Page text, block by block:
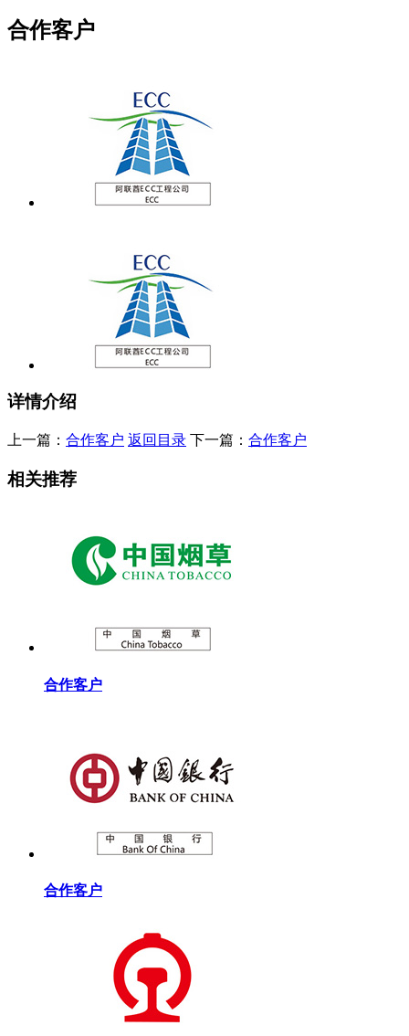
合作客户
详情介绍
上一篇： 合作客户 返回目录 下一篇： 合作客户
相关推荐
合作客户
合作客户